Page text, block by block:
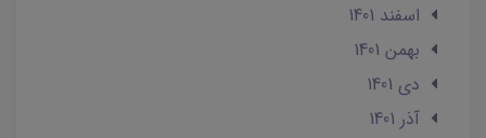
اسفند 1401
بهمن 1401
دی 1401
آذر 1401